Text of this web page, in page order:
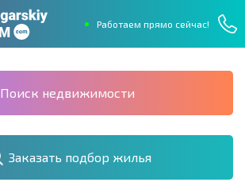
Работаем прямо сейчас!
Поиск недвижимости
Заказать подбор жилья